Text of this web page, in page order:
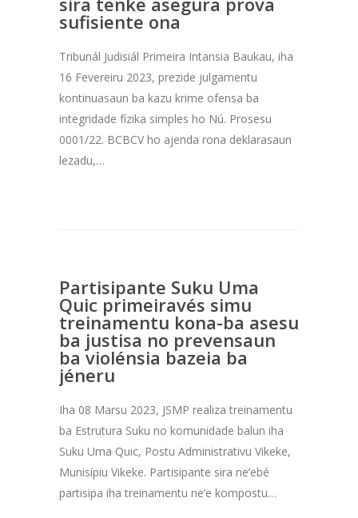
sufisiente ona
Tribunál Judisiál Primeira Intansia Baukau, iha
16 Fevereiru 2023, prezide julgamentu
kontinuasaun ba kazu krime ofensa ba
integridade fízika simples ho Nú. Prosesu
0001/22. BCBCV ho ajenda rona deklarasaun
lezadu,…
Partisipante Suku Uma
Quic primeiravés simu
treinamentu kona-ba asesu
ba justisa no prevensaun
ba violénsia bazeia ba
jéneru
Iha 08 Marsu 2023, JSMP realiza treinamentu
ba Estrutura Suku no komunidade balun iha
Suku Uma Quic, Postu Administrativu Vikeke,
Munisípiu Vikeke. Partisipante sira ne’ebé
partisipa iha treinamentu ne’e kompostu…